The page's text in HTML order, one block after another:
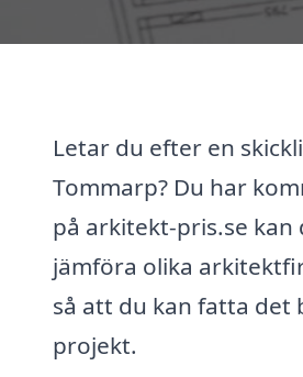
Letar du efter en
Tommarp? Du har
på arkitekt-pris.se
jämföra olika
så att du kan fatta
projekt.